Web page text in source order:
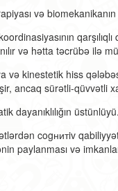
və
və hətta təcrübə ilə
və kinestetik hiss
ancaq sürətli-qüvvətli
dayanıklılığın
cogнитiv
paylanması və